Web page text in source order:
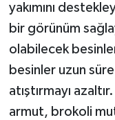
yakımını
bir görünüm
olabilecek
besinler uzun
atıştırmayı
armut, brokoli